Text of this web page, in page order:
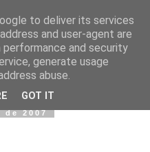
de 2007
to deliver its services
and user-agent are
and security
generate usage
abuse.
GOT IT